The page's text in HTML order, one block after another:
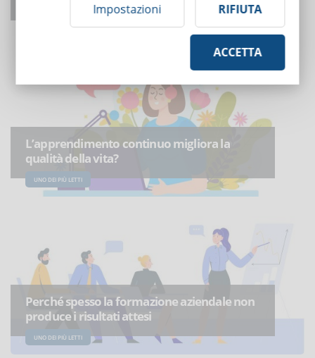
L’apprendimento continuo migliora la
qualità della vita?
UNO DEI PIÙ LETTI
Perché spesso la formazione aziendale non
produce i risultati attesi
UNO DEI PIÙ LETTI
Impostazioni RIFIUTA
ACCETTA